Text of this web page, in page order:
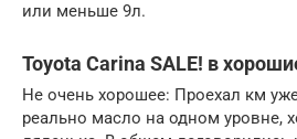
или меньше 9л.
Toyota Carina SALE! в
Не очень хорошее: Проехал км
реально масло на одном уровне,